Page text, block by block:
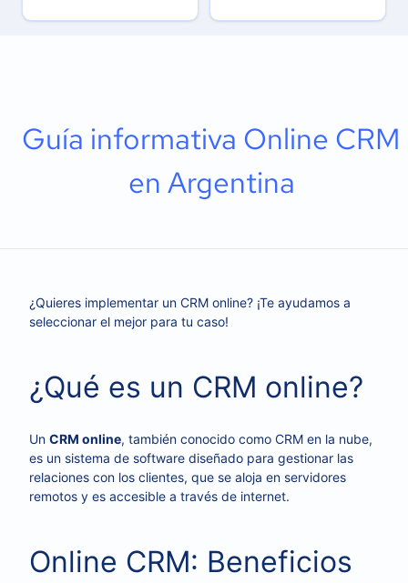
Guía informativa Online CRM
en Argentina
¿Quieres implementar un CRM online? ¡Te ayudamos a
seleccionar el mejor para tu caso!
¿Qué es un CRM online?
Un CRM online, también conocido como CRM en la nube,
es un sistema de software diseñado para gestionar las
relaciones con los clientes, que se aloja en servidores
remotos y es accesible a través de internet.
Online CRM: Beneficios